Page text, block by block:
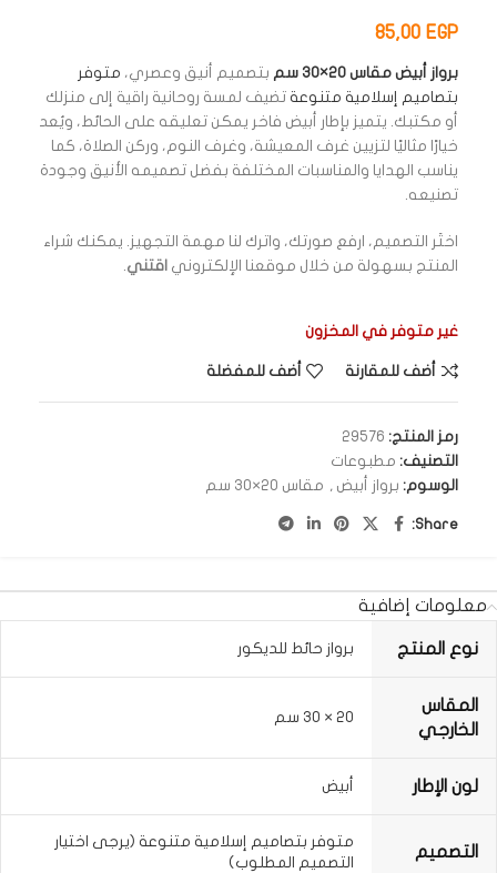
85,00 EGP
برواز أبيض مقاس 20×30 سم بتصميم أنيق وعصري، متوفر
بتصاميم إسلامية متنوعة تضيف لمسة روحانية راقية إلى منزلك
أو مكتبك. يتميز بإطار أبيض فاخر يمكن تعليقه على الحائط، ويُعد
خيارًا مثاليًا لتزيين غرف المعيشة، وغرف النوم، وركن الصلاة، كما
يناسب الهدايا والمناسبات المختلفة بفضل تصميمه الأنيق وجودة
تصنيعه.
اختَر التصميم، ارفع صورتك، واترك لنا مهمة التجهيز. يمكنك شراء
المنتج بسهولة من خلال موقعنا الإلكتروني اقتني.
غير متوفر في المخزون
أضف للمقارنة أضف للمفضلة
رمز المنتج: 29576
التصنيف: مطبوعات
الوسوم: برواز أبيض , مقاس 20×30 سم
Share:
معلومات إضافية
نوع المنتج برواز حائط للديكور
المقاس
الخارجي
20 × 30 سم
لون الإطار أبيض
التصميم
متوفر بتصاميم إسلامية متنوعة (يرجى اختيار
التصميم المطلوب)